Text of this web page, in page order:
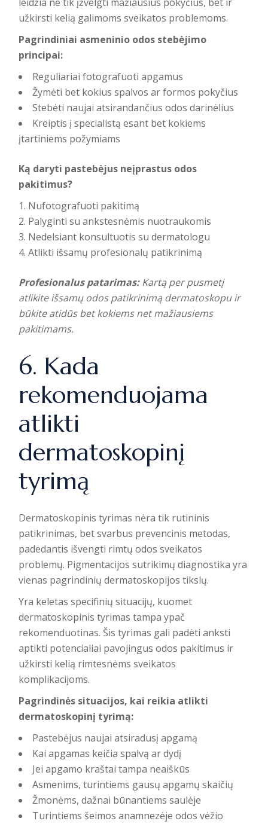
užkirsti kelią galimoms sveikatos problemoms.
Pagrindiniai asmeninio odos stebėjimo
principai:
Reguliariai fotografuoti apgamus
Žymėti bet kokius spalvos ar formos pokyčius
Stebėti naujai atsirandančius odos darinėlius
Kreiptis į specialistą esant bet kokiems
įtartiniems požymiams
Ką daryti pastebėjus neįprastus odos
pakitimus?
Nufotografuoti pakitimą
Palyginti su ankstesnėmis nuotraukomis
Nedelsiant konsultuotis su dermatologu
Atlikti išsamų profesionalų patikrinimą
Profesionalus patarimas: Kartą per pusmetį
atlikite išsamų odos patikrinimą dermatoskopu ir
būkite atidūs bet kokiems net mažiausiems
pakitimams.
6. Kada
rekomenduojama
atlikti
dermatoskopinį
tyrimą
Dermatoskopinis tyrimas nėra tik rutininis
patikrinimas, bet svarbus prevencinis metodas,
padedantis išvengti rimtų odos sveikatos
problemų. Pigmentacijos sutrikimų diagnostika yra
vienas pagrindinių dermatoskopijos tikslų.
Yra keletas specifinių situacijų, kuomet
dermatoskopinis tyrimas tampa ypač
rekomenduotinas. Šis tyrimas gali padėti anksti
aptikti potencialiai pavojingus odos pakitimus ir
užkirsti kelią rimtesnėms sveikatos
komplikacijoms.
Pagrindinės situacijos, kai reikia atlikti
dermatoskopinį tyrimą:
Pastebėjus naujai atsiradusį apgamą
Kai apgamas keičia spalvą ar dydį
Jei apgamo kraštai tampa neaiškūs
Asmenims, turintiems gausų apgamų skaičių
Žmonėms, dažnai būnantiems saulėje
Turintiems šeimos anamnezėje odos vėžio